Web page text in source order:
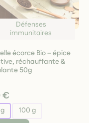
avecM’Aimer
Défenses
immunitaires
écorce Bio – épice
réchauffante &
50g
€
100 g